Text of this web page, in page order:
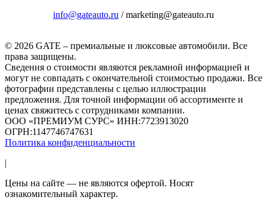
info@gateauto.ru / marketing@gateauto.ru
© 2026 GATE – премиальные и люксовые автомобили. Все
права защищены.
Сведения о стоимости являются рекламной информацией и
могут не совпадать с окончательной стоимостью продажи. Все
фотографии представлены с целью иллюстрации
предложения. Для точной информации об ассортименте и
ценах свяжитесь с сотрудниками компании.
ООО «ПРЕМИУМ СУРС» ИНН:7723913020
ОГРН:1147746747631
Политика конфиденциальности
|
Цены на сайте — не являются офертой. Носят
ознакомительный характер.